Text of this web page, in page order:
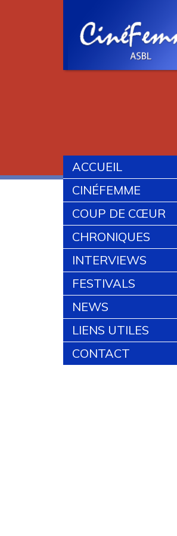
ACCUEIL
CINÉFEMME
COUP DE CŒUR
CHRONIQUES
INTERVIEWS
FESTIVALS
NEWS
LIENS UTILES
CONTACT